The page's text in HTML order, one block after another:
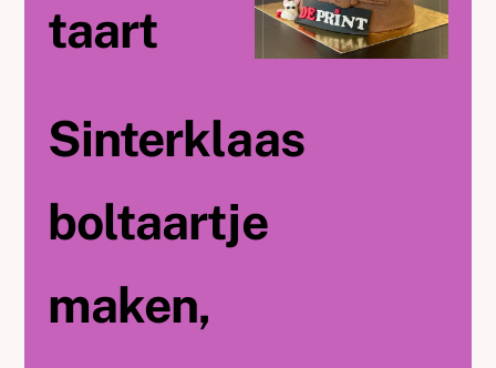
taart
Sinterklaas
boltaartje
maken,